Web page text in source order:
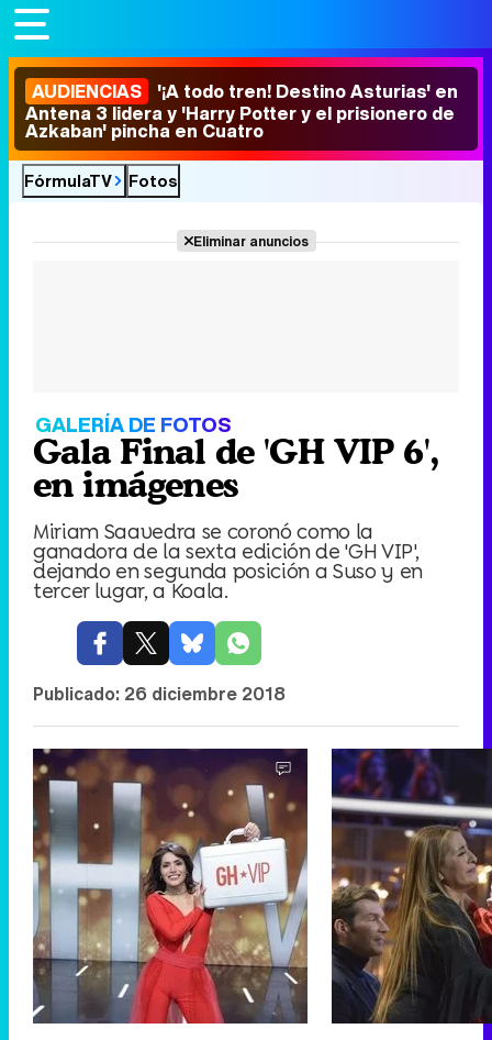
AUDIENCIAS '¡A todo tren! Destino Asturias' en
Antena 3 lidera y 'Harry Potter y el prisionero de
Azkaban' pincha en Cuatro
FórmulaTV Fotos
Eliminar anuncios
GALERÍA DE FOTOS
Gala Final de 'GH VIP 6',
en imágenes
Miriam Saavedra se coronó como la
ganadora de la sexta edición de 'GH VIP',
dejando en segunda posición a Suso y en
tercer lugar, a Koala.
Publicado: 26 diciembre 2018